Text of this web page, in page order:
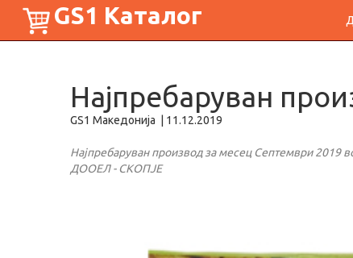
GS1 Каталог
Најпребаруван
GS1 Македонија 11.12.2019
Најпребаруван производ за месец Септември
ДООЕЛ - СКОПЈЕ